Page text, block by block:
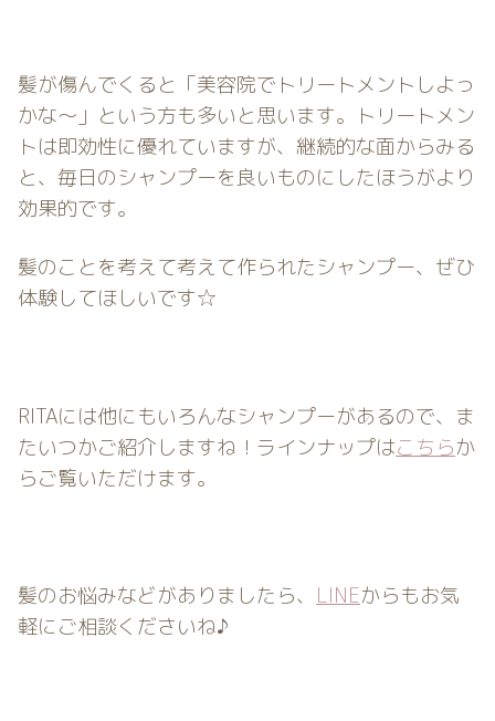
髪が傷んでくると「美容院でトリートメントしよっ
かな〜」という方も多いと思います。トリートメン
トは即効性に優れていますが、継続的な面からみる
と、毎日のシャンプーを良いものにしたほうがより
効果的です。
髪のことを考えて考えて作られたシャンプー、ぜひ
体験してほしいです☆
RITAには他にもいろんなシャンプーがあるので、ま
たいつかご紹介しますね！ラインナップはこちらか
らご覧いただけます。
髪のお悩みなどがありましたら、 LINEからもお気
軽にご相談くださいね♪